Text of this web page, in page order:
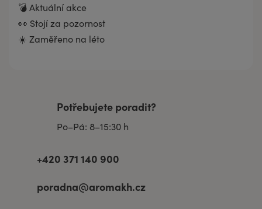
💣 Aktuální akce
👀 Stojí za pozornost
☀️ Zaměřeno na léto
Potřebujete poradit?
Po–Pá: 8–15:30 h
+420 371 140 900
poradna@aromakh.cz